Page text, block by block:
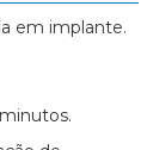
em implante.